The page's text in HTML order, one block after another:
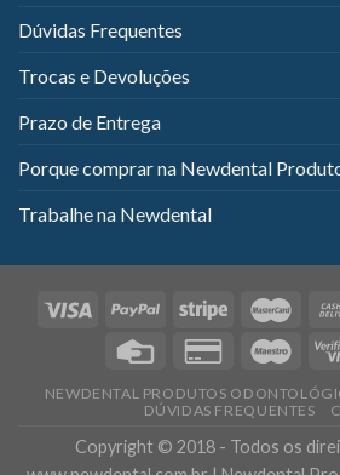
Dúvidas Frequentes
Trocas e Devoluções
Prazo de Entrega
Porque comprar na Newdental
Trabalhe na Newdental
NEWDENTAL PRODUTOS
DÚVIDAS FREQUENTES
Copyright © 2018 - Todos os